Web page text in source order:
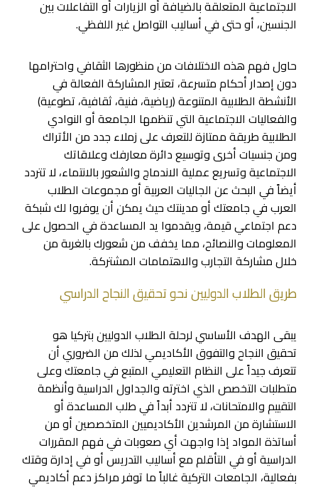
الاجتماعية المتعلقة بالضيافة أو الزيارات أو التفاعلات بين
الجنسين، أو حتى في أساليب التواصل غير اللفظي.
حاول فهم هذه الاختلافات من منظورها الثقافي واحترامها
دون إصدار أحكام متسرعة، تعتبر المشاركة الفعالة في
الأنشطة الطلابية المتنوعة (رياضية، فنية، ثقافية، تطوعية)
والفعاليات الاجتماعية التي تنظمها الجامعة أو النوادي
الطلابية طريقة ممتازة للتعرف على زملاء جدد من الأتراك
ومن جنسيات أخرى وتوسيع دائرة معارفك وعلاقاتك
الاجتماعية وتسريع عملية الاندماج والشعور بالانتماء، لا تتردد
أيضاً في البحث عن الجاليات العربية أو مجموعات الطلاب
العرب في جامعتك أو مدينتك حيث يمكن أن يوفروا لك شبكة
دعم اجتماعي قيمة، ويقدموا يد المساعدة في الحصول على
المعلومات والنصائح، مما يخفف من شعورك بالغربة من
خلال مشاركة التجارب والاهتمامات المشتركة.
طريق الطلاب الدوليين نحو تحقيق النجاح الدراسي
يبقى الهدف الأساسي لرحلة الطلاب الدوليين بتركيا هو
تحقيق النجاح والتفوق الأكاديمي لذلك من الضروري أن
تتعرف جيداً على النظام التعليمي المتبع في جامعتك وعلى
متطلبات التخصص الذي اخترته والجداول الدراسية وأنظمة
التقييم والامتحانات، لا تتردد أبداً في طلب المساعدة أو
الاستشارة من المرشدين الأكاديميين المتخصصين أو من
أساتذة المواد إذا واجهت أي صعوبات في فهم المقررات
الدراسية أو في التأقلم مع أساليب التدريس أو في إدارة وقتك
بفعالية، الجامعات التركية غالباً ما توفر مراكز دعم أكاديمي